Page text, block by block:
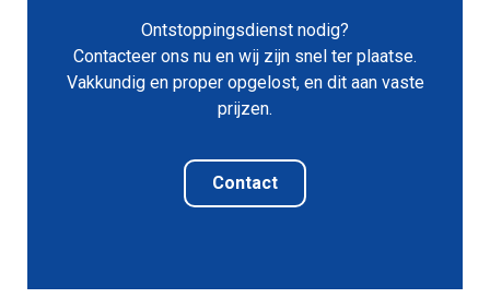
Ontstoppingsdienst nodig?
Contacteer ons nu en wij zijn snel ter plaatse.
Vakkundig en proper opgelost, en dit aan vaste
prijzen.
Contact